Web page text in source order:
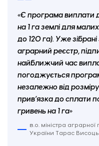
«Є програма виплати
на 1 га землі для
до 120 га). Уже
аграрний реєстр,
найближчий час
погоджується
незалежно від
прив’язка до сплати
гривень на 1 га»
в.о. міністра
України Тарас